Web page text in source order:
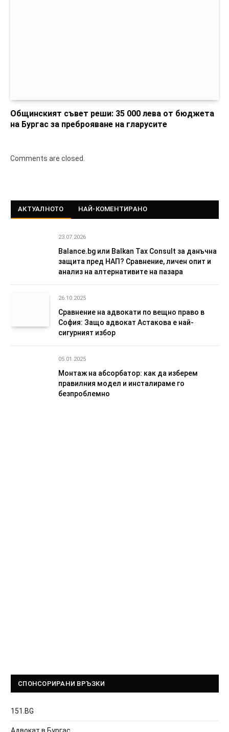
Общинският съвет реши: 35 000 лева от бюджета
на Бургас за преброяване на гларусите
Comments are closed.
АКТУАЛНОТО НАЙ-КОМЕНТИРАНО
23.07.2026
Balance.bg или Balkan Tax Consult за данъчна
защита пред НАП? Сравнение, личен опит и
анализ на алтернативите на пазара
26.10.2025
Сравнение на адвокати по вещно право в
София: Защо адвокат Астакова е най-
сигурният избор
05.01.2025
Монтаж на абсорбатор: как да изберем
правилния модел и инсталираме го
безпроблемно
СПОНСОРИРАНИ ВРЪЗКИ
151.BG